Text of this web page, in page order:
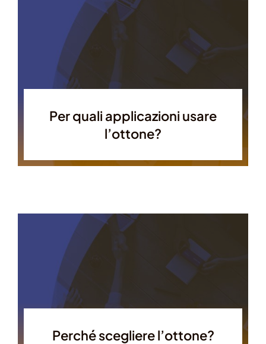
Per quali applicazioni usare
l’ottone?
Perché scegliere l’ottone?